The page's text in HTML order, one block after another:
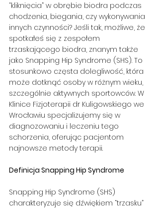
“kliknięcia” w obrębie biodra podczas
chodzenia, biegania, czy wykonywania
innych czynności? Jeśli tak, możliwe, że
spotkałeś się z zespołem
trzaskającego biodra, znanym także
jako Snapping Hip Syndrome (SHS). To
stosunkowo częsta dolegliwość, która
może dotknąć osoby w różnym wieku,
szczególnie aktywnych sportowców. W
Klinice Fizjoterapii dr Kuligowskiego we
Wrocławiu specjalizujemy się w
diagnozowaniu i leczeniu tego
schorzenia, oferując pacjentom
najnowsze metody terapii.
Definicja Snapping Hip Syndrome
Snapping Hip Syndrome (SHS)
charakteryzuje się dźwiękiem “trzasku”